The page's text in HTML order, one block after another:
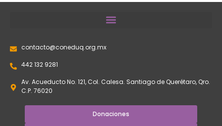
contacto@coneduq.org.mx
442 132 9281
Av. Acueducto No. 121, Col. Calesa. Santiago de Querétaro, Qro.
C.P. 76020
Donaciones